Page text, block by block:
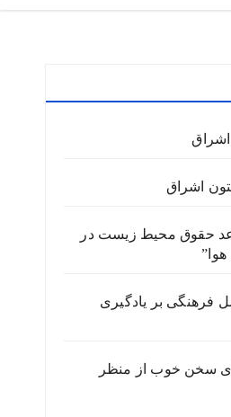
اشراق
حقوق محیط زیست در
فرهنگی بر یادگیری
سخن خوب از منظر